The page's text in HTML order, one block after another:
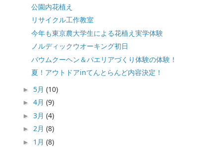
公園内花植え
リサイクル工作教室
今年も東京農大学生による花植え実学体験
ノルディックウオーキング初日
バウムクーヘン＆パエリアづくり体験の体験！
夏！アウトドアinてんとらんど内容決定！
► 5月(10)
►4月(9)
►3月(4)
►2月(8)
► 1月(8)